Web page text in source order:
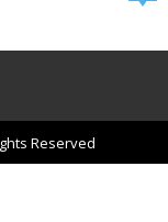
Reserved